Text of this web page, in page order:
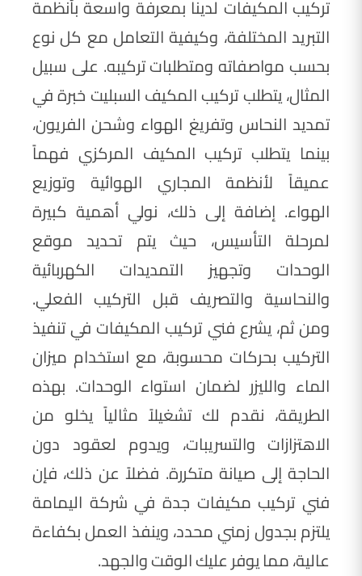
تركيب المكيفات لدينا بمعرفة واسعة بأنظمة
التبريد المختلفة، وكيفية التعامل مع كل نوع
بحسب مواصفاته ومتطلبات تركيبه. على سبيل
المثال، يتطلب تركيب المكيف السبليت خبرة في
تمديد النحاس وتفريغ الهواء وشحن الفريون،
بينما يتطلب تركيب المكيف المركزي فهماً
عميقاً لأنظمة المجاري الهوائية وتوزيع
الهواء. إضافة إلى ذلك، نولي أهمية كبيرة
لمرحلة التأسيس، حيث يتم تحديد موقع
الوحدات وتجهيز التمديدات الكهربائية
والنحاسية والتصريف قبل التركيب الفعلي.
ومن ثم، يشرع فني تركيب المكيفات في تنفيذ
التركيب بحركات محسوبة، مع استخدام ميزان
الماء والليزر لضمان استواء الوحدات. بهذه
الطريقة، نقدم لك تشغيلاً مثالياً يخلو من
الاهتزازات والتسريبات، ويدوم لعقود دون
الحاجة إلى صيانة متكررة. فضلاً عن ذلك، فإن
فني تركيب مكيفات جدة في شركة اليمامة
يلتزم بجدول زمني محدد، وينفذ العمل بكفاءة
عالية، مما يوفر عليك الوقت والجهد.